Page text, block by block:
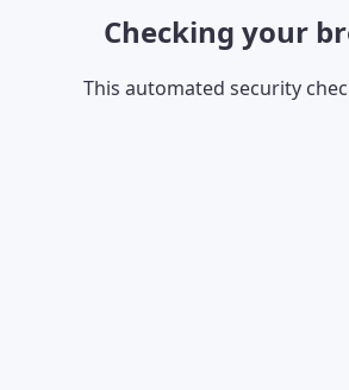
Checking your
This automated security